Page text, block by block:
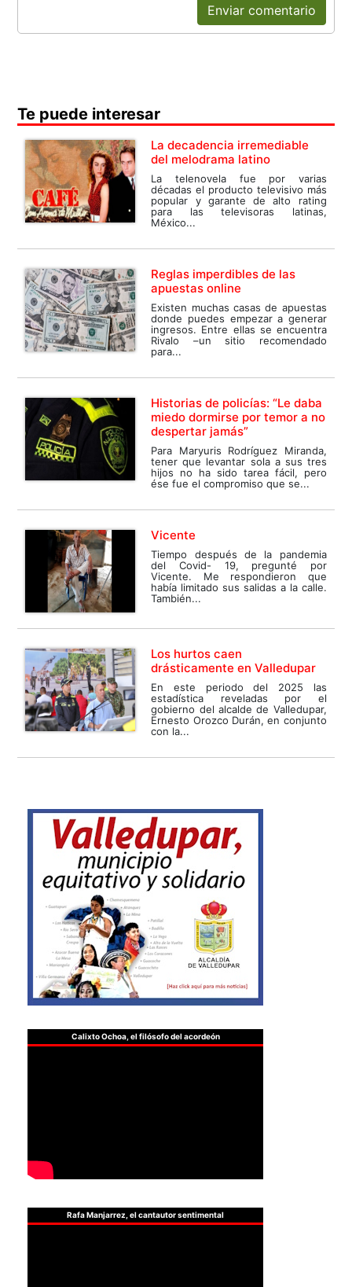
Enviar comentario
Te puede interesar
La decadencia irremediable
del melodrama latino
La telenovela fue por varias
décadas el producto televisivo más
popular y garante de alto rating
para las televisoras latinas,
México...
Reglas imperdibles de las
apuestas online
Existen muchas casas de apuestas
donde puedes empezar a generar
ingresos. Entre ellas se encuentra
Rivalo –un sitio recomendado
para...
Historias de policías: “Le daba
miedo dormirse por temor a no
despertar jamás”
Para Maryuris Rodríguez Miranda,
tener que levantar sola a sus tres
hijos no ha sido tarea fácil, pero
ése fue el compromiso que se...
Vicente
Tiempo después de la pandemia
del Covid- 19, pregunté por
Vicente. Me respondieron que
había limitado sus salidas a la calle.
También...
Los hurtos caen
drásticamente en Valledupar
En este periodo del 2025 las
estadística reveladas por el
gobierno del alcalde de Valledupar,
Ernesto Orozco Durán, en conjunto
con la...
Calixto Ochoa, el filósofo del acordeón
Rafa Manjarrez, el cantautor sentimental